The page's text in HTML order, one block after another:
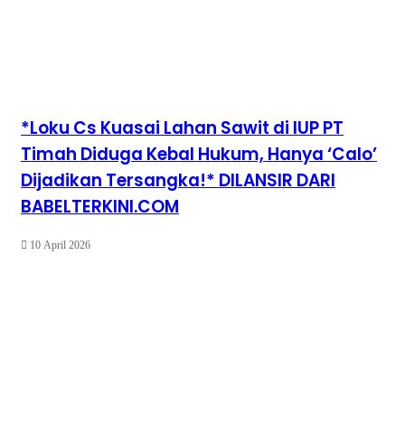
*Loku Cs Kuasai Lahan Sawit di IUP PT
Timah Diduga Kebal Hukum, Hanya ‘Calo’
Dijadikan Tersangka!* DILANSIR DARI
BABELTERKINI.COM
10 April 2026